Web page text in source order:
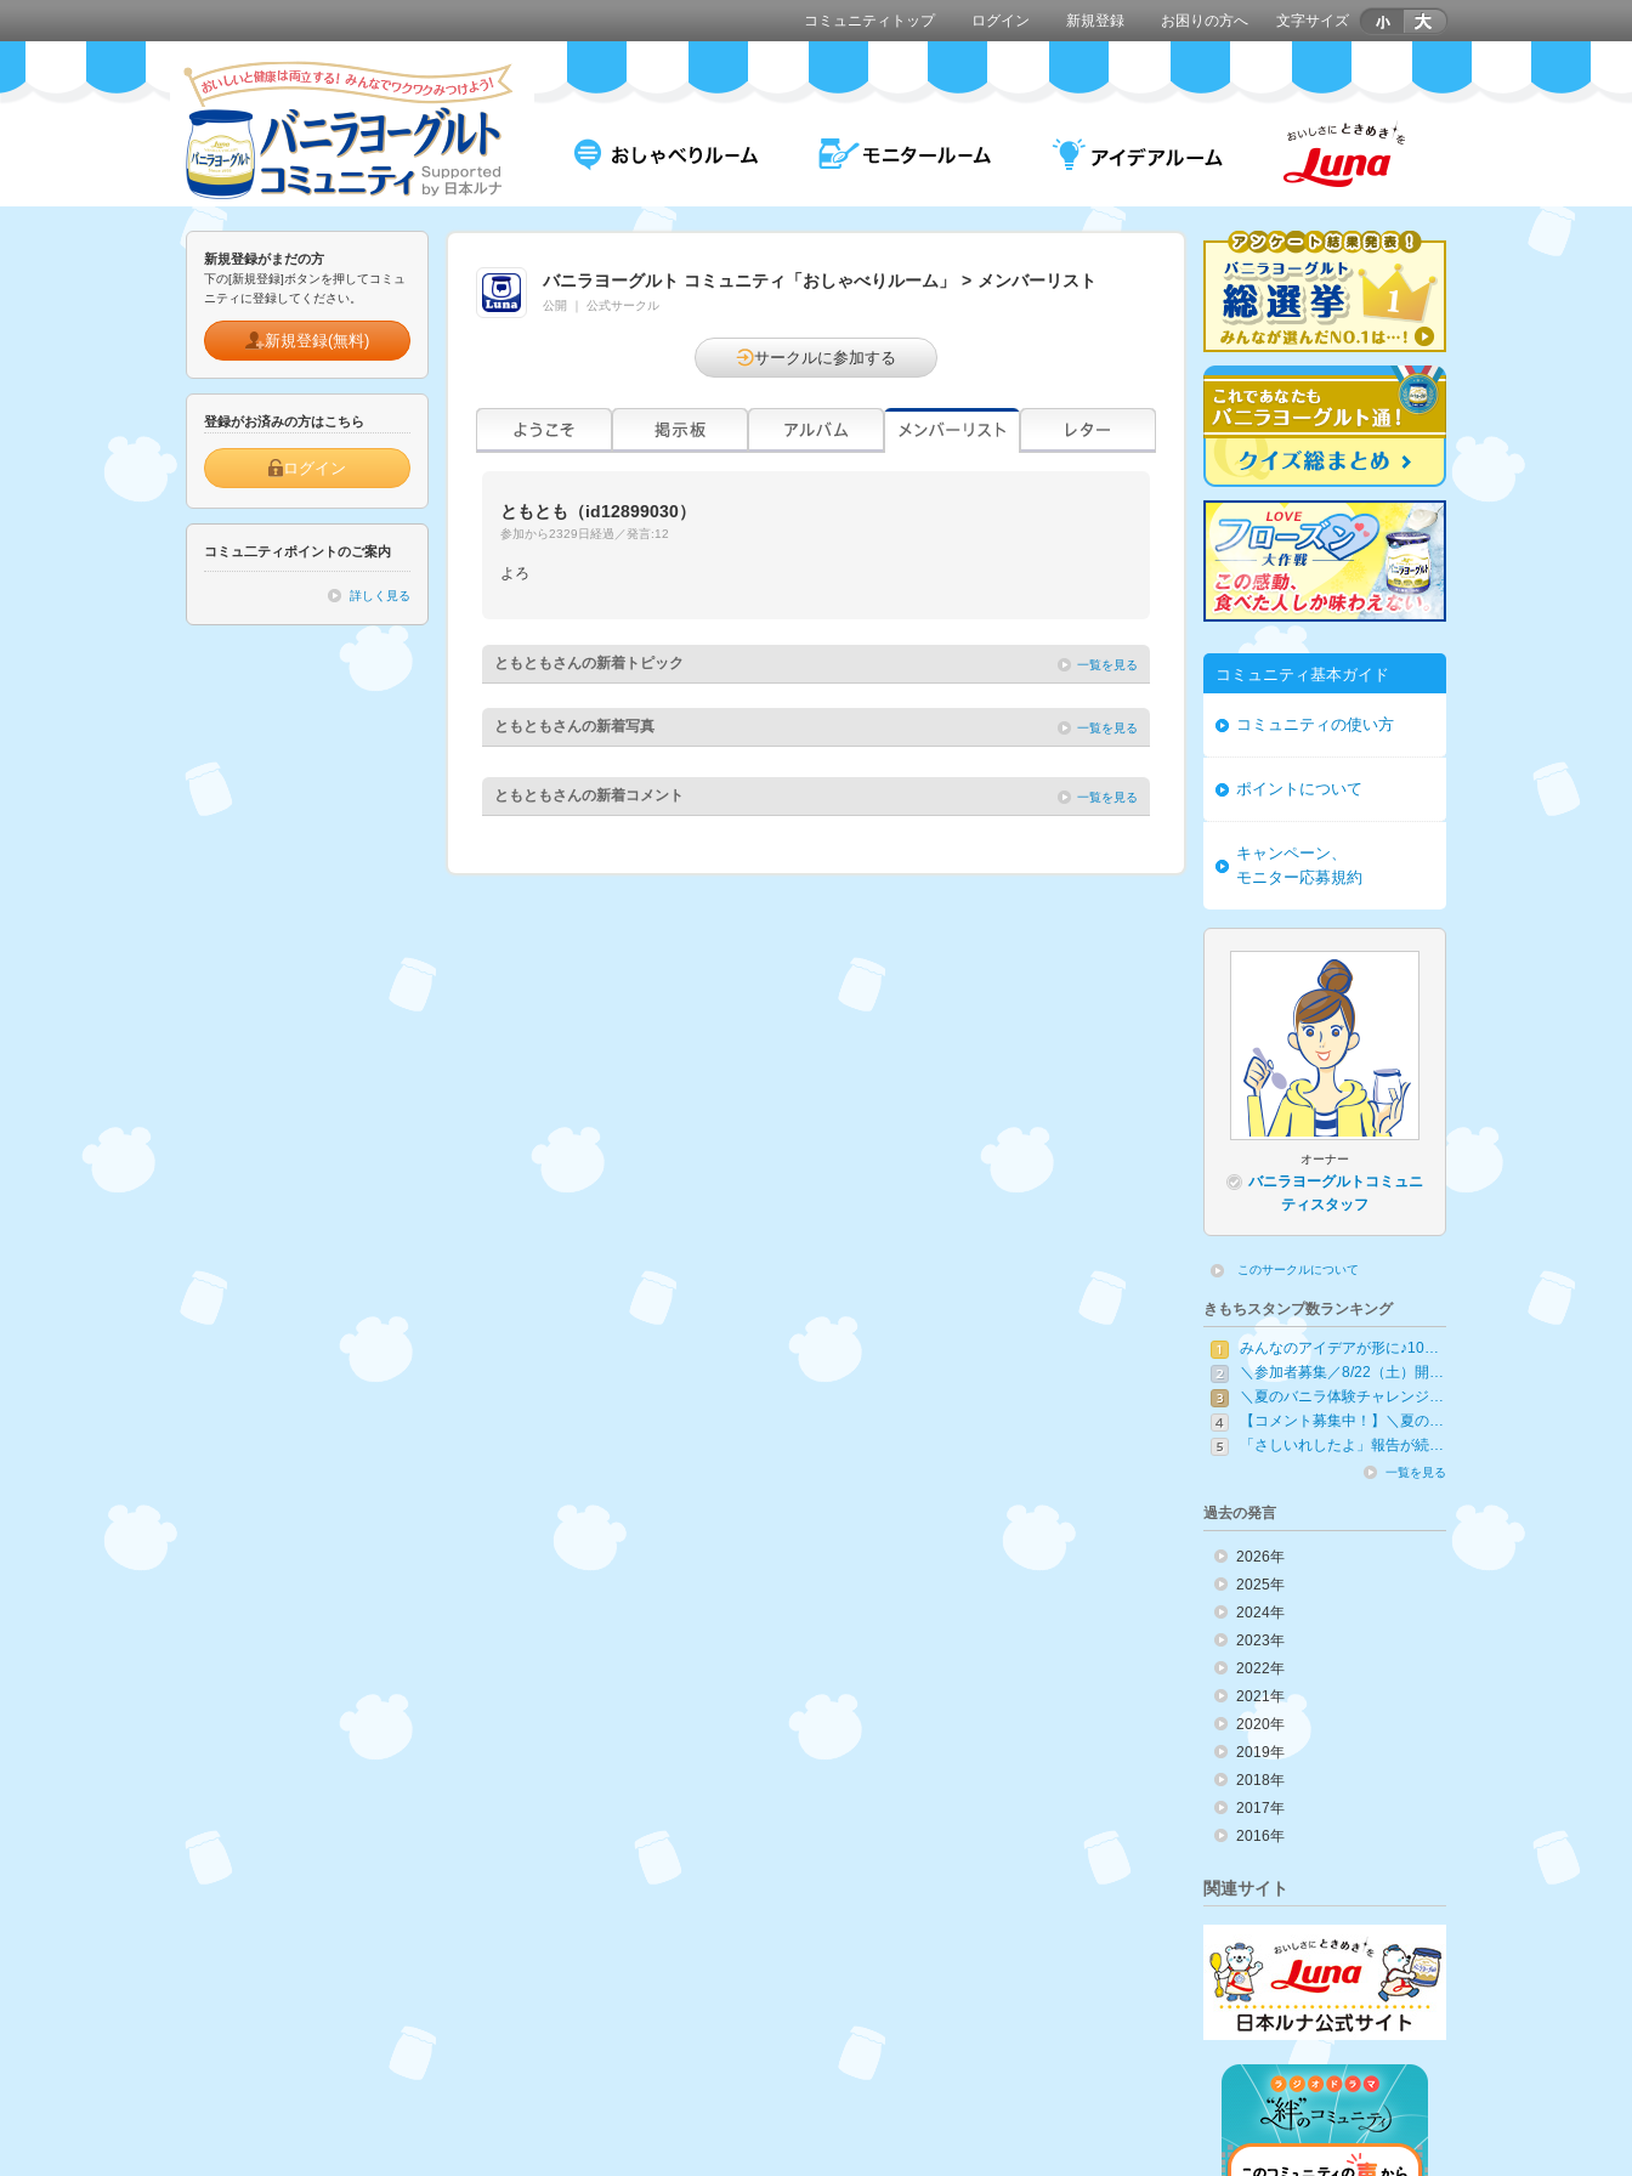
コミュニティトップ ログイン 新規登録 お困りの方へ 文字サイズ
新規登録がまだの方
下の[新規登録]ボタンを押してコミュ
ニティに登録してください。
新規登録(無料)
登録がお済みの方はこちら
ログイン
コミュ二ティポイントのご案内
詳しく見る
バニラヨーグルト コミュニティ「おしゃべりルーム」 > メンバーリスト
公開 公式サークル
サークルに参加する
ともとも （id12899030）
参加から2329日経過／発言:12
よろ
ともともさんの新着トピック 一覧を見る
ともともさんの新着写真 一覧を見る
ともともさんの新着コメント 一覧を見る
コミュニティ基本ガイド
コミュニティの使い方
ポイントについて
キャンペーン、
モニター応募規約
オーナー
バニラヨーグルトコミュニ
ティスタッフ
このサークルについて
きもちスタンプ数ランキング
みんなのアイデアが形に♪10…
＼参加者募集／8/22（土）開…
＼夏のバニラ体験チャレンジ…
【コメント募集中！】＼夏の…
「さしいれしたよ」報告が続…
一覧を見る
過去の発言
2026年
2025年
2024年
2023年
2022年
2021年
2020年
2019年
2018年
2017年
2016年
関連サイト